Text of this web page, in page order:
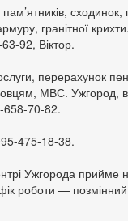
сходинок,
гранітної
92, Віктор.
перерахунок
МВС. Ужгород,
658-70-82.
475-18-38.
Ужгорода прийме
роботи —